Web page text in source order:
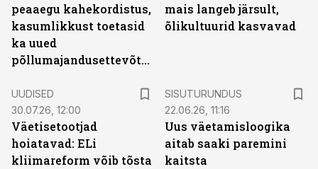
peaaegu kahekordistus,
kasumlikkust toetasid
ka uued
põllumajandusettevõtted
mais langeb järsult,
õlikultuurid kasvavad
UUDISED
30.07.26, 12:00
Väetisetootjad
hoiatavad: ELi
kliimareform võib tõsta
SISUTURUNDUS
22.06.26, 11:16
Uus väetamisloogika
aitab saaki paremini
kaitsta